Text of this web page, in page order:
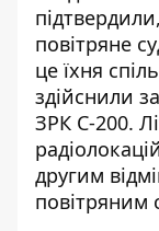
повітряне
це їхня
здійснили
ЗРК С-200.
другим
повітряним